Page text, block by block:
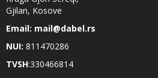
Gjilan, Kosove
Email: mail@dabel.rs
NUI: 811470286
TVSH:330466814